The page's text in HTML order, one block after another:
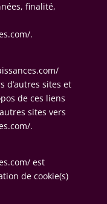
finalité,
.
d’autres sites et
de ces liens
sites vers
.
est
de cookie(s)